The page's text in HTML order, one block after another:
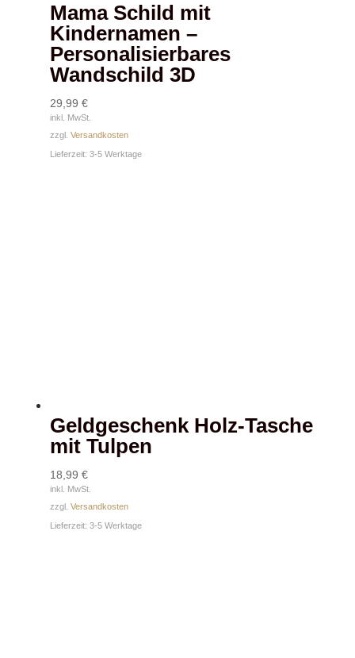
Mama Schild mit
Kindernamen –
Personalisierbares
Wandschild 3D
29,99 €
inkl. MwSt.
zzgl. Versandkosten
Lieferzeit: 3-5 Werktage
Geldgeschenk Holz-Tasche
mit Tulpen
18,99 €
inkl. MwSt.
zzgl. Versandkosten
Lieferzeit: 3-5 Werktage